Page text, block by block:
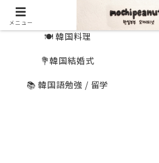
🍽 韓国料理
💐韓国結婚式
📚 韓国語勉強 / 留学
メニュー